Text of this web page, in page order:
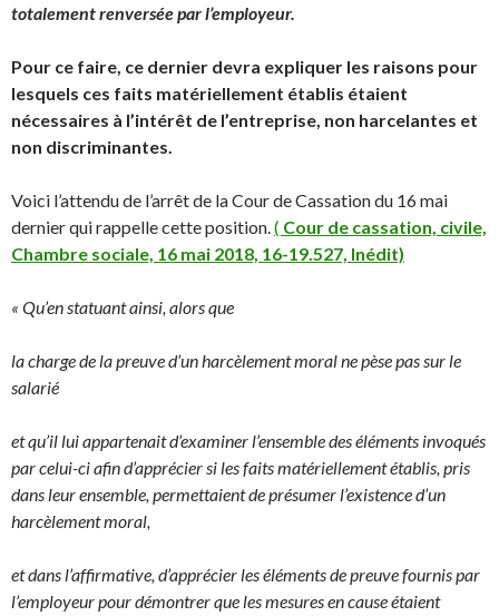
totalement renversée par l’employeur.
Pour ce faire, ce dernier devra expliquer les raisons pour
lesquels ces faits matériellement établis étaient
nécessaires à l’intérêt de l’entreprise, non harcelantes et
non discriminantes.
Voici l’attendu de l’arrêt de la Cour de Cassation du 16 mai
dernier qui rappelle cette position.( Cour de cassation, civile,
Chambre sociale, 16 mai 2018, 16-19.527, Inédit)
« Qu’en statuant ainsi, alors que
la charge de la preuve d’un harcèlement moral ne pèse pas sur le
salarié
et qu’il lui appartenait d’examiner l’ensemble des éléments invoqués
par celui-ci afin d’apprécier si les faits matériellement établis, pris
dans leur ensemble, permettaient de présumer l’existence d’un
harcèlement moral,
et dans l’affirmative, d’apprécier les éléments de preuve fournis par
l’employeur pour démontrer que les mesures en cause étaient